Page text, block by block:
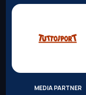
MEDIA PARTNER